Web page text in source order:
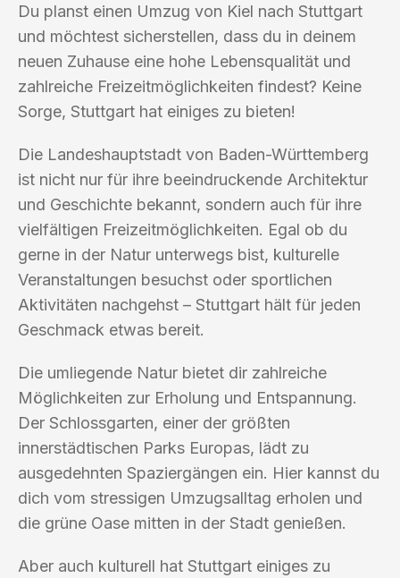
Du planst einen Umzug von Kiel nach Stuttgart
und möchtest sicherstellen, dass du in deinem
neuen Zuhause eine hohe Lebensqualität und
zahlreiche Freizeitmöglichkeiten findest? Keine
Sorge, Stuttgart hat einiges zu bieten!
Die Landeshauptstadt von Baden-Württemberg
ist nicht nur für ihre beeindruckende Architektur
und Geschichte bekannt, sondern auch für ihre
vielfältigen Freizeitmöglichkeiten. Egal ob du
gerne in der Natur unterwegs bist, kulturelle
Veranstaltungen besuchst oder sportlichen
Aktivitäten nachgehst – Stuttgart hält für jeden
Geschmack etwas bereit.
Die umliegende Natur bietet dir zahlreiche
Möglichkeiten zur Erholung und Entspannung.
Der Schlossgarten, einer der größten
innerstädtischen Parks Europas, lädt zu
ausgedehnten Spaziergängen ein. Hier kannst du
dich vom stressigen Umzugsalltag erholen und
die grüne Oase mitten in der Stadt genießen.
Aber auch kulturell hat Stuttgart einiges zu